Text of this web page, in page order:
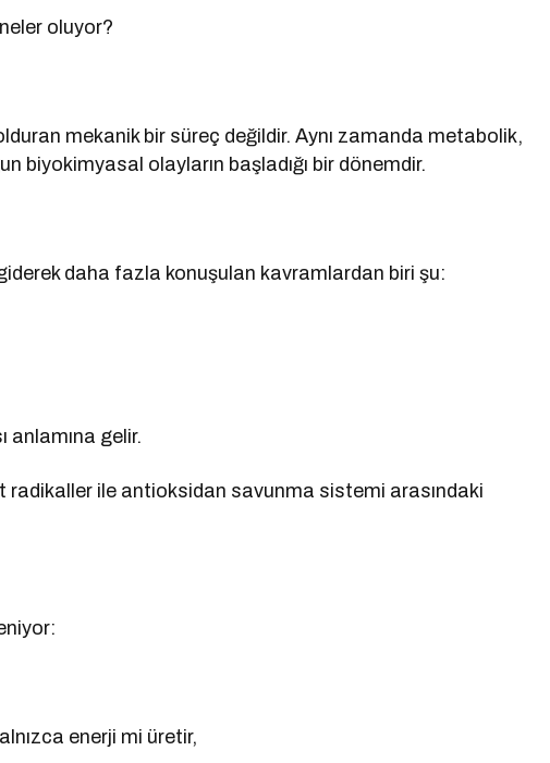
oluyor?
mekanik bir süreç değildir. Aynı zamanda metabolik,
biyokimyasal olayların başladığı bir dönemdir.
daha fazla konuşulan kavramlardan biri şu:
anlamına gelir.
radikaller ile antioksidan savunma sistemi arasındaki
enerji mi üretir,